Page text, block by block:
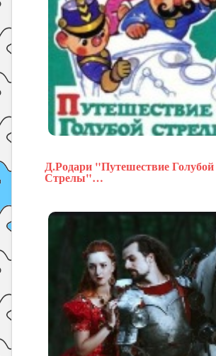
Д.Родари "Путешествие Голубой
Стрелы"…